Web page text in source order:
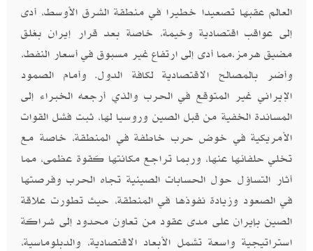
العالم عقبها تصعيدا خطيرا في منطقة الشرق الأوسط، أدى
إلى عواقب اقتصادية وخيمة، خاصة بعد قرار إيران بغلق
مضيق هرمز،مما أدى إلى ارتفاع غير مسبوق في أسعار النفط،
وأضر بالمصالح الاقتصادية لكافة الدول. وأمام الصمود
الإيراني غير المتوقع في الحرب والذي أرجعه الخبراء إلى
المساندة الخفية من قبل الصين وروسيا لها، ثبت فشل القوات
الأمريكية في خوض حرب خاطفة في المنطقة، خاصة مع
تخلي حلفائها عنها، وربما تراجع مكانتها كقوة عظمى، مما
أثار التساؤل حول الحسابات الصينية تجاه الحرب وفرصتها
في الصعود وزيادة نفوذها في المنطقة، حيث تطورت علاقة
الصين بإيران على مدى عقود من تعاون محدود إلى شراكة
استراتيجية واسعة تشمل الأبعاد الاقتصادية، والدبلوماسية،